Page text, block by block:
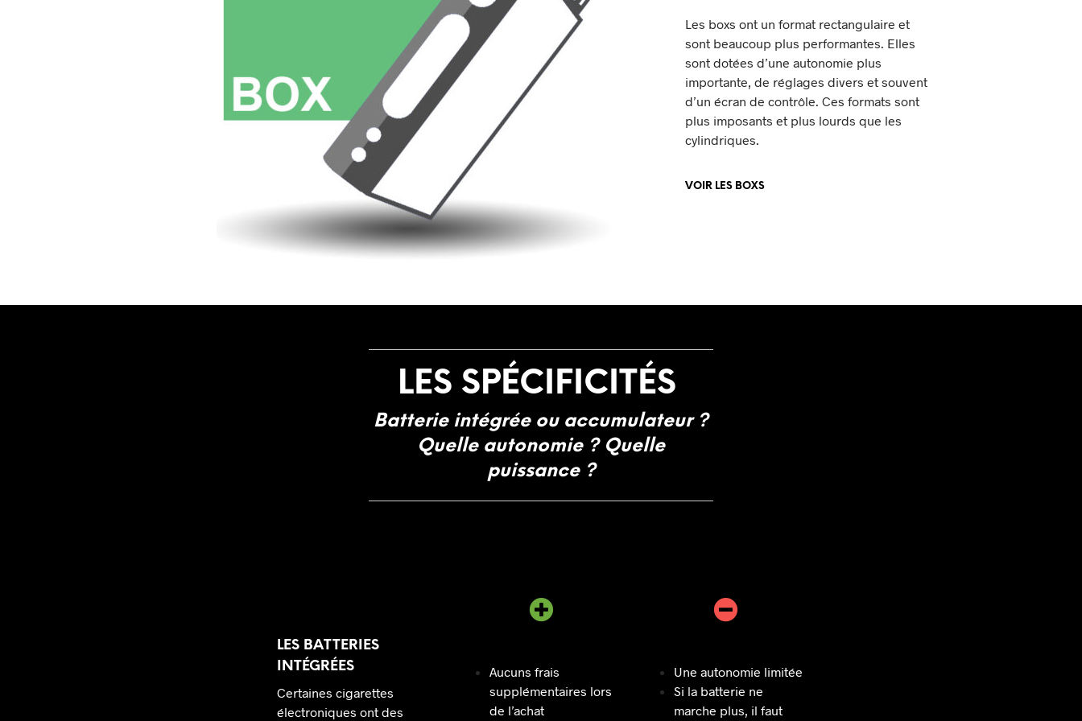
Les boxs ont un format rectangulaire et
sont beaucoup plus performantes. Elles
sont dotées d’une autonomie plus
importante, de réglages divers et souvent
d’un écran de contrôle. Ces formats sont
plus imposants et plus lourds que les
cylindriques.
VOIR LES BOXS
LES SPÉCIFICITÉS
Batterie intégrée ou accumulateur ?
Quelle autonomie ? Quelle
puissance ?
LES BATTERIES
INTÉGRÉES
Certaines cigarettes
électroniques ont des
Aucuns frais
supplémentaires lors
de l’achat
Une autonomie limitée
Si la batterie ne
marche plus, il faut